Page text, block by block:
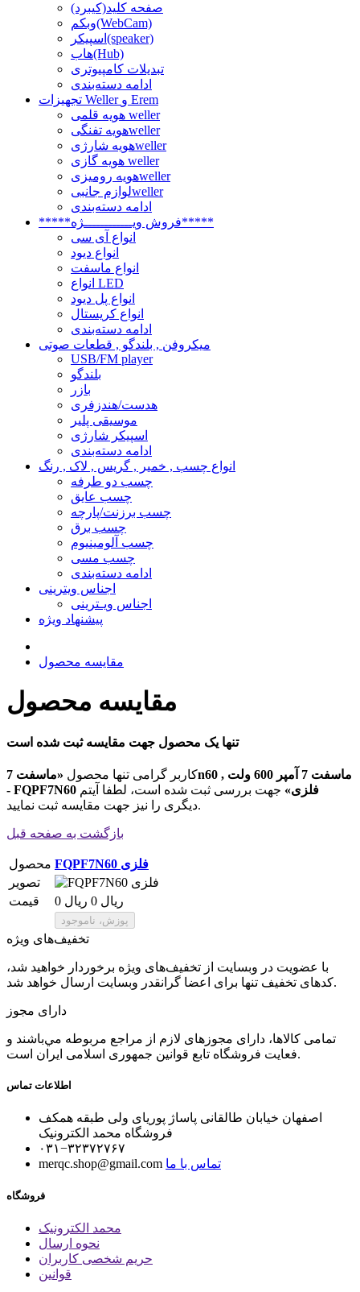
صفحه کلید(کیبرد)
وبکم(WebCam)
اسپیکر(speaker)
هاب(Hub)
تبدیلات کامپیوتری
ادامه دسته‌بندی
تجهیزات Weller و Erem
هویه قلمی weller
هویه تفنگیweller
هویه شارژیweller
هویه گازی weller
هویه رومیزیweller
لوازم جانبیweller
ادامه دسته‌بندی
*****فروش ویــــــــــــژه*****
انواع آی سی
انواع دیود
انواع ماسفت
انواع LED
انواع پل دیود
انواع کریستال
ادامه دسته‌بندی
میکروفن , بلندگو , قطعات صوتی
USB/FM player
بلندگو
بازر
هدست/هندزفری
موسیقی پلیر
اسپیکر شارژی
ادامه دسته‌بندی
انواع چسب , خمیر , گریس , لاک , رنگ
چسب دو طرفه
چسب عایق
چسب برزنت/پارچه
چسب برق
چسب آلومینیوم
چسب مسی
ادامه دسته‌بندی
اجناس ویترینی
اجناس ویـترینی
پیشنهاد ویژه
مقایسه محصول
مقایسه محصول
تنها یک محصول جهت مقایسه ثبت شده است
کاربر گرامی تنها محصول
«ماسفت 7n60 , ماسفت 7 آمپر 600 ولت
- FQPF7N60 فلزی» جهت بررسی ثبت شده است، لطفا آیتم
دیگری را نیز جهت مقایسه ثبت نمایید.
بازگشت به صفحه قبل
محصول
FQPF7N60 فلزی
تصویر
قیمت
0 ریال 0 ریال
تخفیف‌های ویژه
با عضویت در وبسایت از تخفیف‌های ویژه برخوردار خواهید شد،
کدهای تخفیف تنها برای اعضا گرانقدر وبسایت ارسال خواهد شد.
دارای مجوز
تمامی كالاها، دارای مجوزهای لازم از مراجع مربوطه مي‌باشند و
فعایت فروشگاه تابع قوانين جمهوری اسلامی ايران است.
اطلاعات تماس
اصفهان خیابان طالقانی پاساژ پوریای ولی طبقه همکف
فروشگاه محمد الکترونیک
۰۳۱−۳۲۳۷۲۷۶۷
merqc.shop@gmail.com تماس با ما
فروشگاه
محمد الکترونیک
نحوه ارسال
حریم شخصی کاربران
قوانین